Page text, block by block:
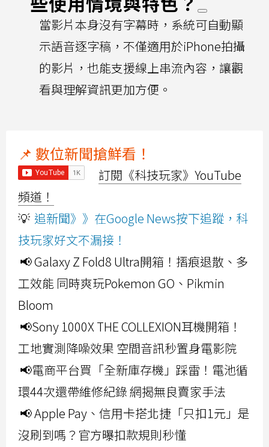
當影片本身沒有字幕時，系統可自動顯
示語音逐字稿，不僅適用於iPhone拍攝
的影片，也能支援線上串流內容，讓觀
看與理解資訊更加方便。
📌 數位新聞搶鮮看！
訂閱《科技玩家》YouTube
頻道！
💡 追新聞》》在Google News按下追蹤，科
技玩家好文不漏接！
📢 Galaxy Z Fold8 Ultra開箱！摺痕退散、多
工效能 同時爽玩Pokemon GO、Pikmin
Bloom
📢Sony 1000X THE COLLEXION耳機開箱！
工地實測降噪效果 空間音訊秒置身電影院
📢電商平台買「全新庫存機」踩雷！電池循
環44次還帶維修紀錄 網揭無良賣家手法
📢 Apple Pay、信用卡搭北捷「只扣1元」是
沒刷到嗎？官方曝扣款規則秒懂